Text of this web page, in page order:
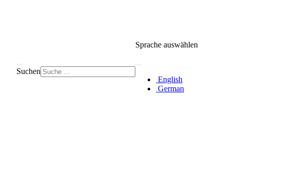
Suchen
Sprache auswählen
English
German